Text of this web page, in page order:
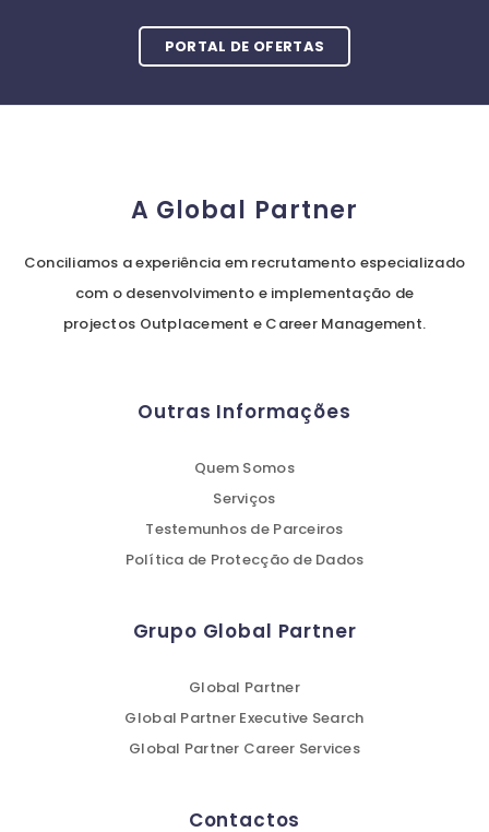
PORTAL DE OFERTAS
A Global Partner
Conciliamos a experiência em recrutamento especializado
com o desenvolvimento e implementação de
projectos Outplacement e Career Management.
Outras Informações
Quem Somos
Serviços
Testemunhos de Parceiros
Política de Protecção de Dados
Grupo Global Partner
Global Partner
Global Partner Executive Search
Global Partner Career Services
Contactos